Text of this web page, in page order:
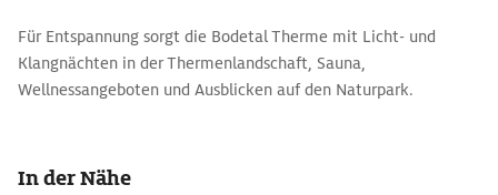
Für Entspannung sorgt die Bodetal Therme mit Licht- und
Klangnächten in der Thermenlandschaft, Sauna,
Wellnessangeboten und Ausblicken auf den Naturpark.
In der Nähe